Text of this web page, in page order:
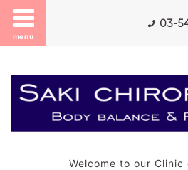
menu
03-
Welcome to our Clinic